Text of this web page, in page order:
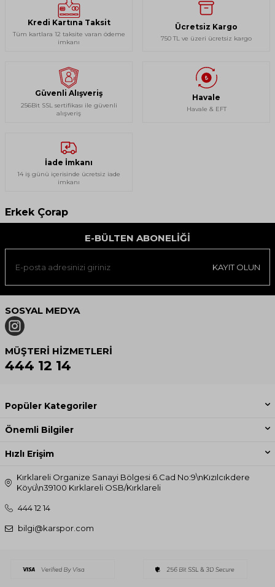
Kredi Kartına Taksit
Tüm kartlara 12 taksite varan ödeme
imkanı
Ücretsiz Kargo
750 TL ve üzeri ücretsiz kargo
Güvenli Alışveriş
256Bit SSL sertifikası ile güvenli
alışveriş
Havale
Havale & EFT
İade İmkanı
14 iş günü içerisinde ücretsiz iade
imkanı
Erkek Çorap
E-BÜLTEN ABONELIĞI
KAYIT OLUN
SOSYAL MEDYA
MÜŞTERI HIZMETLERI
444 12 14
Popüler Kategoriler
Önemli Bilgiler
Hızlı Erişim
Kırklareli Organize Sanayi Bölgesi 6.Cad No:9\nKızılcıkdere
Köyü\n39100 Kırklareli OSB/Kırklareli
444 12 14
bilgi@karspor.com